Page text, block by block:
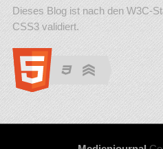
Dieses Blog ist nach den W3C-
CSS3 validiert.